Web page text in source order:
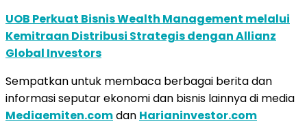
UOB Perkuat Bisnis Wealth Management melalui
Kemitraan Distribusi Strategis dengan Allianz
Global Investors
Sempatkan untuk membaca berbagai berita dan
informasi seputar ekonomi dan bisnis lainnya di media
Mediaemiten.comdan Harianinvestor.com